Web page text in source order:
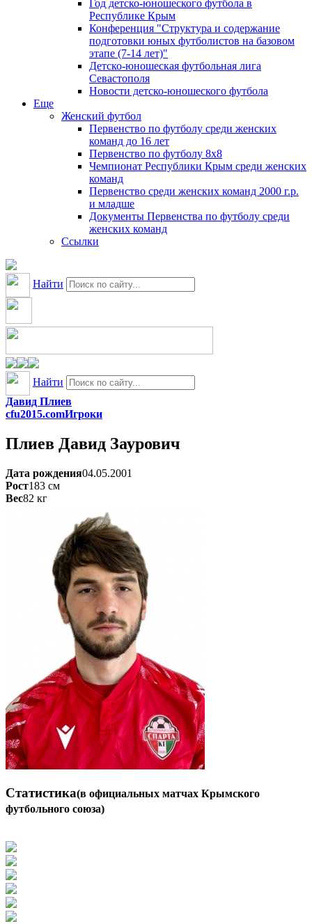
Год детско-юношеского футбола в
Республике Крым
Конференция "Структура и содержание
подготовки юных футболистов на базовом
этапе (7-14 лет)"
Детско-юношеская футбольная лига
Севастополя
Новости детско-юношеского футбола
Еще
Женский футбол
Первенство по футболу среди женских
команд до 16 лет
Первенство по футболу 8х8
Чемпионат Республики Крым среди женских
команд
Первенство среди женских команд 2000 г.р.
и младше
Документы Первенства по футболу среди
женских команд
Ссылки
Найти
Найти
Давид Плиев
cfu2015.comИгроки
Плиев Давид Заурович
Дата рождения04.05.2001
Рост183 см
Вес82 кг
Статистика(в официальных матчах Крымского
футбольного союза)